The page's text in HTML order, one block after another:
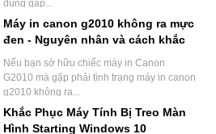
dùng gặp...
Máy in canon g2010 không ra mực
đen - Nguyên nhân và cách khắc
phục
Nếu bạn sở hữu chiếc máy in Canon
G2010 mà gặp phải tình trạng máy in canon
g2010 không ra...
Khắc Phục Máy Tính Bị Treo Màn
Hình Starting Windows 10